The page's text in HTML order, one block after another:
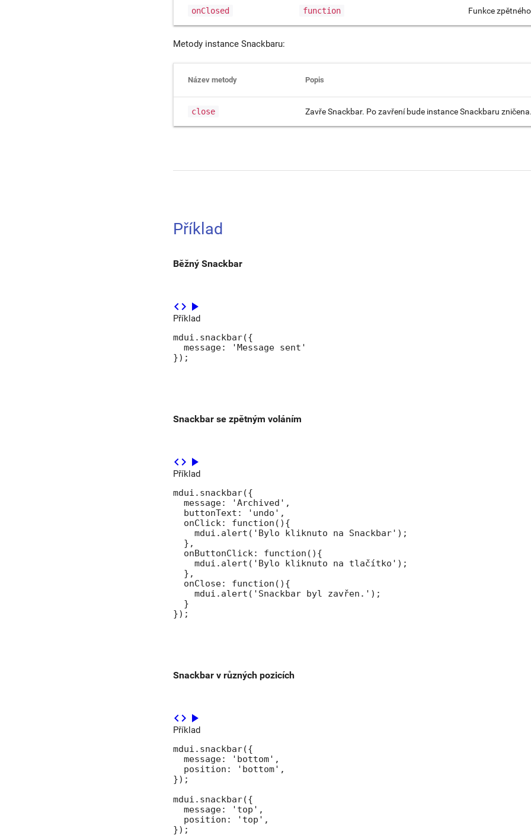
onClosed function Funkce
Metody instance Snackbaru:
Název metody Popis
close Zavře Snackbar. Po zavření bude instance Snackbaru
Příklad
Běžný Snackbar
code play_arrow
Příklad
mdui.snackbar({
  message: 'Message sent'
});
Snackbar se zpětným voláním
code play_arrow
Příklad
mdui.snackbar({
  message: 'Archived',
  buttonText: 'undo',
  onClick: function(){
    mdui.alert('Bylo kliknuto na Snackbar');
  },
  onButtonClick: function(){
    mdui.alert('Bylo kliknuto na tlačítko');
  },
  onClose: function(){
    mdui.alert('Snackbar byl zavřen.');
  }
});
Snackbar v různých pozicích
code play_arrow
Příklad
mdui.snackbar({
  message: 'bottom',
  position: 'bottom',
});
mdui.snackbar({
  message: 'top',
  position: 'top',
});